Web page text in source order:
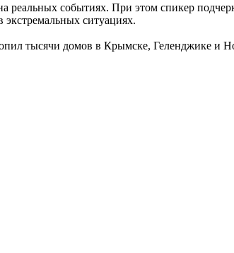
событиях. При этом спикер
экстремальных ситуациях.
тысячи домов в Крымске, Геленджике и